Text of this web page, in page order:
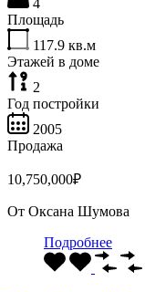
4
Площадь
117.9 кв.м
Этажей в доме
2
Год постройки
2005
Продажа
10,750,000₽
От Оксана Шумова
Подробнее